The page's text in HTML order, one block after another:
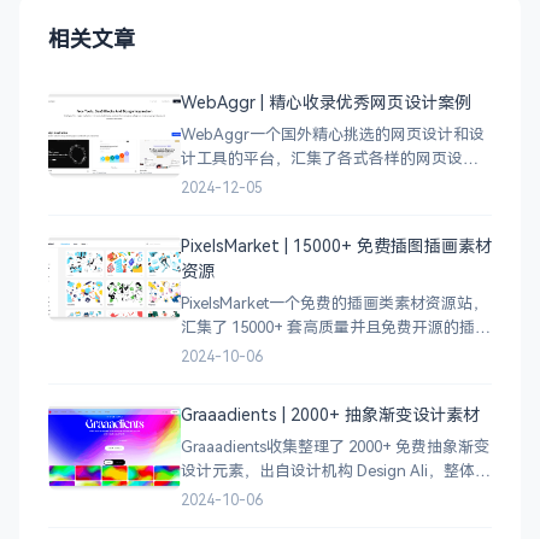
相关文章
WebAggr | 精心收录优秀网页设计案例
WebAggr一个国外精心挑选的网页设计和设
计工具的平台，汇集了各式各样的网页设计
案例，涵盖个人博客、时尚、设计、机构、
计，应
2024-12-05
PixelsMarket | 15000+ 免费插图插画素材
资源
PixelsMarket一个免费的插画类素材资源站，
汇集了 15000+ 套高质量并且免费开源的插图
插画和图标资源。
2024-10-06
Graaadients | 2000+ 抽象渐变设计素材
Graaadients收集整理了 2000+ 免费抽象渐变
设计元素，出自设计机构 Design Ali，整体渐
变色比较鲜艳，更像是 AI 生成的元素，需要
2024-10-06